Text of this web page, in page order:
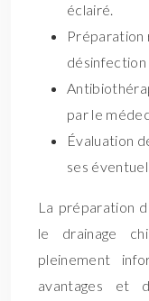
éclairé.
Préparation
par le
Évaluation
ses
La préparation
le drainage
pleinement
avantages et